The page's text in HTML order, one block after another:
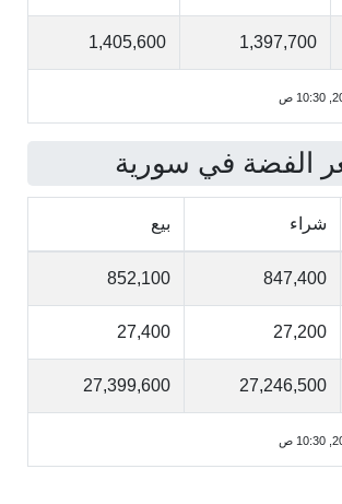
1,397,700
1,405,600
الفضة في سورية
شراء بيع
847,400
852,100
27,200
27,400
27,246,500
27,399,600